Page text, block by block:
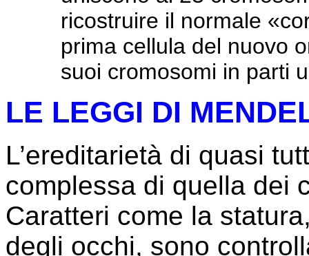
ricostruire il normale
prima cellula del nuovo
suoi cromosomi in parti
LE LEGGI DI
L’ereditarietà di quasi
complessa di quella dei
Caratteri come la
degli occhi, sono